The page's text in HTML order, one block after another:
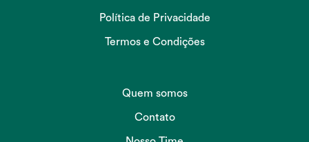
Política de Privacidade
Termos e Condições
Quem somos
Contato